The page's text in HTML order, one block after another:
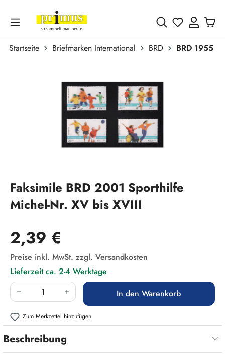
Zum Hauptinhalt springen
Du hast 0
Startseite Briefmarken International BRD
BRD 1955 -
Faksimile BRD 2001 Sporthilfe
Michel-Nr. XV bis XVIII
Regulärer Preis:
2,39 €
Preise inkl. MwSt. zzgl. Versandkosten
Lieferzeit ca. 2-4 Werktage
Produkt Anzahl: Gib den gewünschten Wert
In den Warenkorb
Zum Merkzettel hinzufügen
Beschreibung